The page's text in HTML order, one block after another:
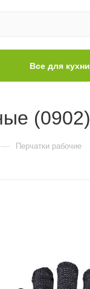
Все для кухни
(0902)
— Перчатки рабочие